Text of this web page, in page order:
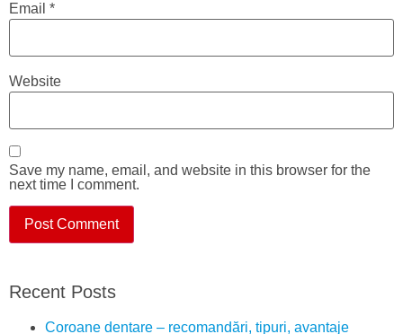
Email *
Website
Save my name, email, and website in this browser for the
next time I comment.
Recent Posts
Coroane dentare – recomandări, tipuri, avantaje